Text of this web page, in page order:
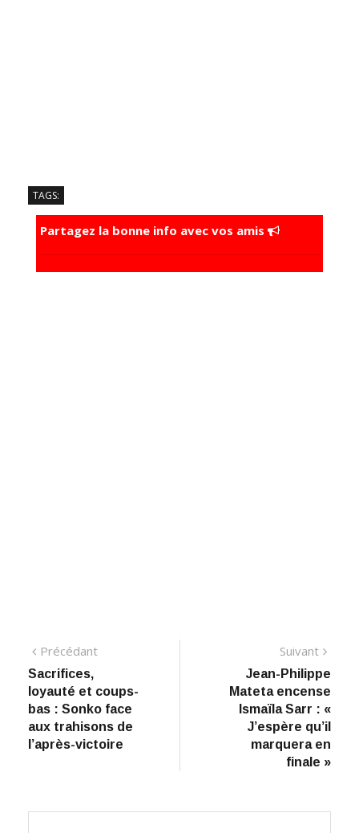
TAGS:
Partagez la bonne info avec vos amis
Navigation
de
l’article
PrécédantPrécédant:
Sacrifices,
loyauté et coups-
bas : Sonko face
aux trahisons de
l’après-victoire
Suivant
Jean-Philippe
Mateta encense
Ismaïla Sarr : «
J’espère qu’il
marquera en
finale »